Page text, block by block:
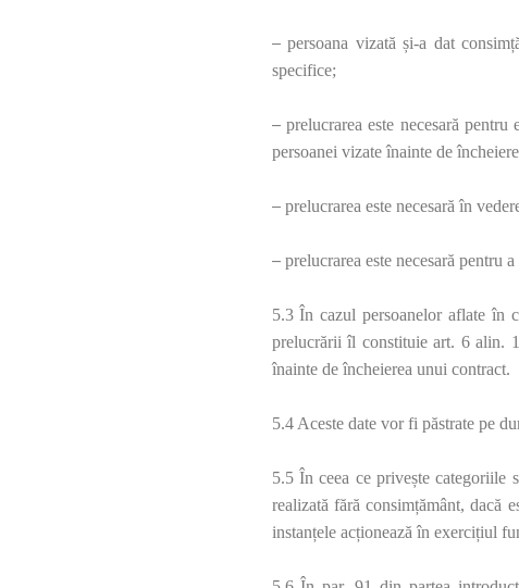
– persoana vizată și-a dat
specifice;
– prelucrarea este necesară
persoanei vizate înainte de
– prelucrarea este necesară în
– prelucrarea este necesară pentru
5.3 În cazul persoanelor aflate în
prelucrării îl constituie art. 6 alin.
înainte de încheierea unui contract.
5.4 Aceste date vor fi păstrate pe
5.5 În ceea ce privește categoriile
realizată fără consimțământ, dacă
instanțele acționează în exercițiul